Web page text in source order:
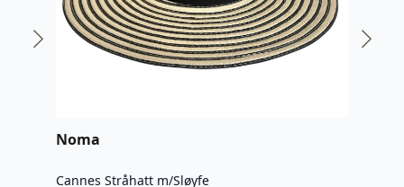
Noma
Cannes Stråhatt m/Sløyfe